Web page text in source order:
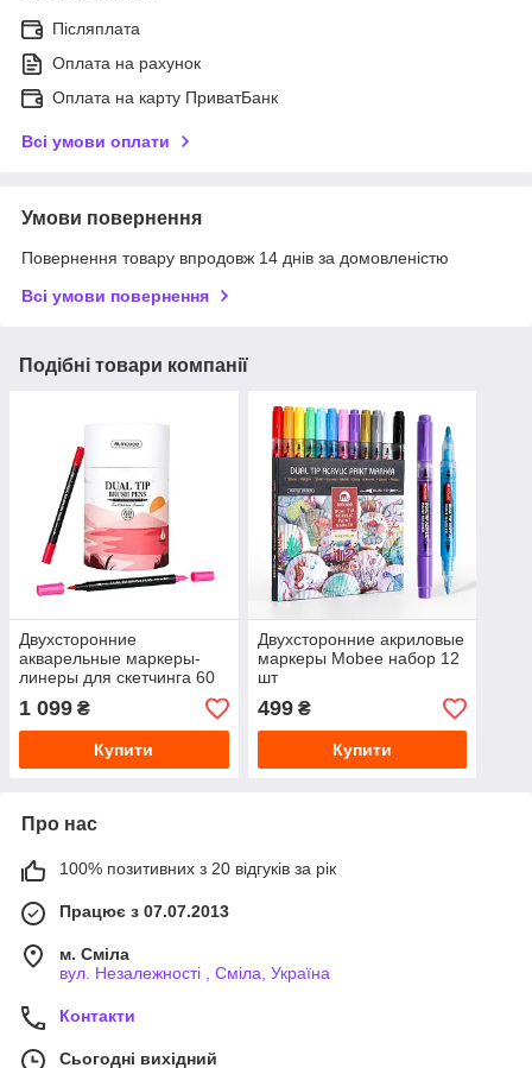
Післяплата
Оплата на рахунок
Оплата на карту ПриватБанк
Всі умови оплати
Умови повернення
Повернення товару впродовж 14 днів за домовленістю
Всі умови повернення
Подібні товари компанії
Двухсторонние
акварельные маркеры-
линеры для скетчинга 60
шт
1 099 ₴
Купити
Двухсторонние акриловые
маркеры Mobee набор 12
шт
499₴
Купити
Про нас
100% позитивних з 20 відгуків за рік
Працює з 07.07.2013
м. Сміла
вул. Незалежності , Сміла, Україна
Контакти
Сьогодні вихідний